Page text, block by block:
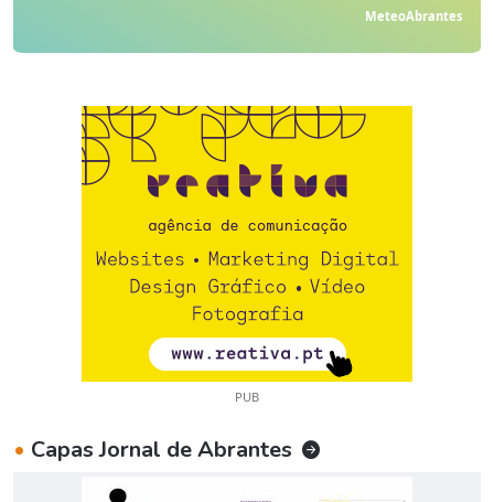
MeteoAbrantes
PUB
• Capas Jornal de Abrantes